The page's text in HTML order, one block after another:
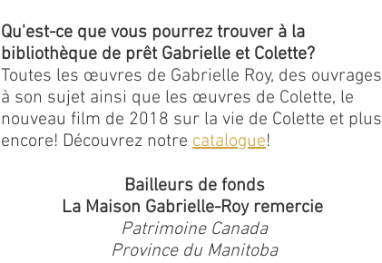
Qu'est-ce que vous pourrez trouver à la
bibliothèque de prêt Gabrielle et Colette?
Toutes les œuvres de Gabrielle Roy, des ouvrages
à son sujet ainsi que les œuvres de Colette, le
nouveau film de 2018 sur la vie de Colette et plus
encore! Découvrez notre catalogue!
Bailleurs de fonds
La Maison Gabrielle-Roy remercie
Patrimoine Canada
Province du Manitoba